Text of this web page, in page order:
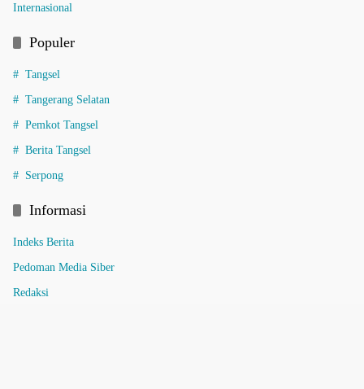
Internasional
Populer
Tangsel
Tangerang Selatan
Pemkot Tangsel
Berita Tangsel
Serpong
Informasi
Indeks Berita
Pedoman Media Siber
Redaksi